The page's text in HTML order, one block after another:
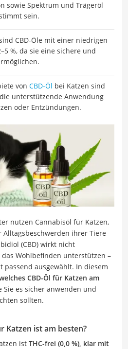
sowie Spektrum und Trägeröl
sein.
CBD-Öle mit einer niedrigen
%, da sie eine sichere und
von CBD-Öl bei Katzen sind
unterstützende Anwendung
oder Entzündungen.
nutzen Cannabisöl für Katzen,
Alltagsbeschwerden ihrer Tiere
(CBD) wirkt nicht
Wohlbefinden unterstützen –
passend ausgewählt. In diesem
CBD-Öl für Katzen am
Sie es sicher anwenden und
sollten.
Katzen ist am besten?
ist THC-frei (0,0 %), klar mit